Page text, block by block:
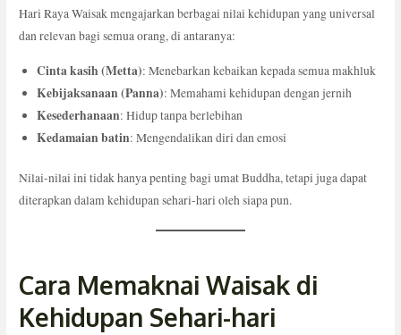
Hari Raya Waisak mengajarkan berbagai nilai kehidupan yang universal
dan relevan bagi semua orang, di antaranya:
Cinta kasih (Metta): Menebarkan kebaikan kepada semua makhluk
Kebijaksanaan (Panna): Memahami kehidupan dengan jernih
Kesederhanaan: Hidup tanpa berlebihan
Kedamaian batin: Mengendalikan diri dan emosi
Nilai-nilai ini tidak hanya penting bagi umat Buddha, tetapi juga dapat
diterapkan dalam kehidupan sehari-hari oleh siapa pun.
Cara Memaknai Waisak di
Kehidupan Sehari-hari